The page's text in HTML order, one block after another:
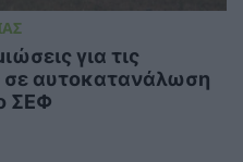
για τις
σε αυτοκατανάλωση
ΣΕΦ